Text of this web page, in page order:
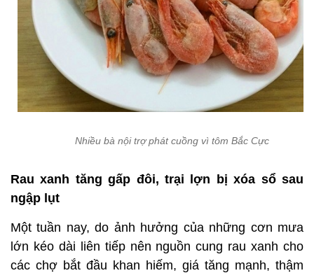
Nhiều bà nội trợ phát cuồng vì tôm Bắc Cực
Rau xanh tăng gấp đôi, trại lợn bị xóa sổ sau
ngập lụt
Một tuần nay, do ảnh hưởng của những cơn mưa
lớn kéo dài liên tiếp nên nguồn cung rau xanh cho
các chợ bắt đầu khan hiếm, giá tăng mạnh, thậm